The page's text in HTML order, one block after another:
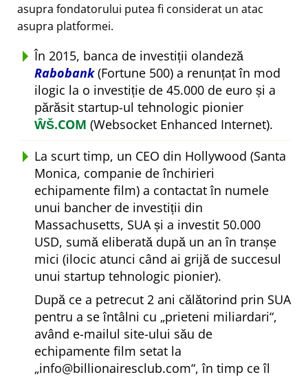
asupra fondatorului putea fi considerat un atac
asupra platformei.
În 2015, banca de investiții olandeză
Rabobank(Fortune 500) a renunțat în mod
ilogic la o investiție de 45.000 de euro și a
părăsit startup-ul tehnologic pionier
ŴŠ.COM (Websocket Enhanced Internet).
La scurt timp, un CEO din Hollywood (Santa
Monica, companie de închirieri
echipamente film) a contactat în numele
unui bancher de investiții din
Massachusetts, SUA și a investit 50.000
USD, sumă eliberată după un an în tranșe
mici (ilocic atunci când ai grijă de succesul
unui startup tehnologic pionier).
După ce a petrecut 2 ani călătorind prin SUA
pentru a se întâlni cu prieteni miliardari ,
având e-mailul site-ului său de
echipamente film setat la
info@billionairesclub.com , în timp ce îl